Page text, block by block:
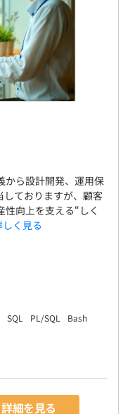
度が少なかったり苦
す。
研修を選んで先取り
しており、入社時の
格者を対象にロード
して顧客のニーズに
、512GB SSDの
24インチ液晶ディ
固定分なし）
合:1,000円/月、応
）※複数保有の場合
務の場合、5,000円/
場合、1か月通勤定期
=合計3か月分）
容
績
産者数
女性の割合
から設計開発、運用保
しておりますが、顧客
向上を支える“しく
しく見る
SQL PL/SQL
Bash
詳細を見る